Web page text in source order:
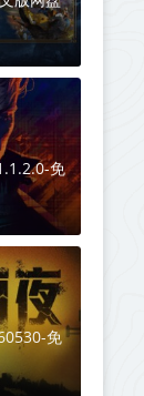
免
免